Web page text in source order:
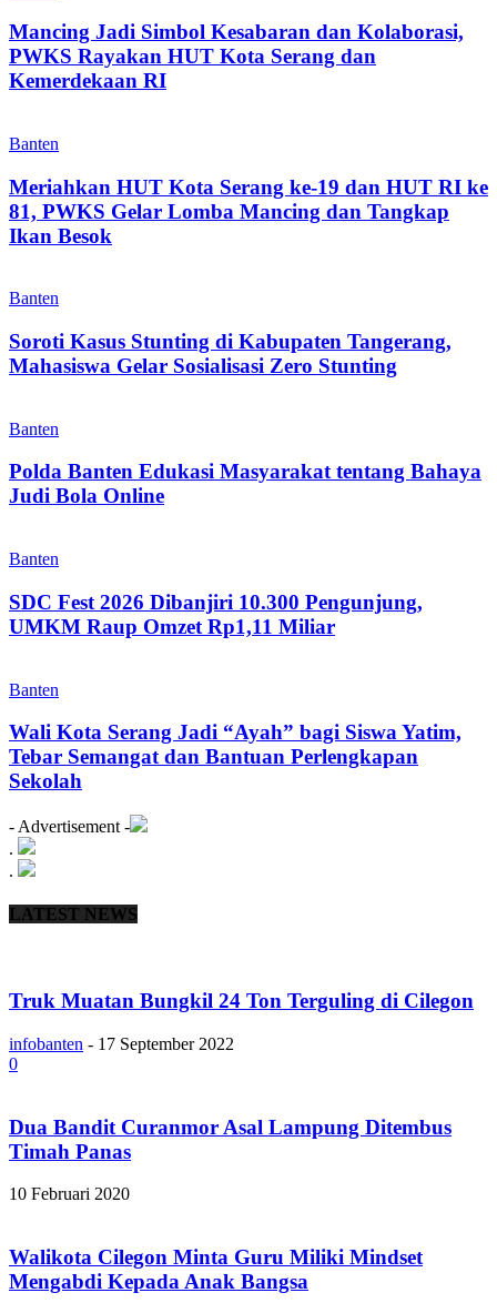
Mancing Jadi Simbol Kesabaran dan Kolaborasi,
PWKS Rayakan HUT Kota Serang dan
Kemerdekaan RI
Banten
Meriahkan HUT Kota Serang ke-19 dan HUT RI ke
81, PWKS Gelar Lomba Mancing dan Tangkap
Ikan Besok
Banten
Soroti Kasus Stunting di Kabupaten Tangerang,
Mahasiswa Gelar Sosialisasi Zero Stunting
Banten
Polda Banten Edukasi Masyarakat tentang Bahaya
Judi Bola Online
Banten
SDC Fest 2026 Dibanjiri 10.300 Pengunjung,
UMKM Raup Omzet Rp1,11 Miliar
Banten
Wali Kota Serang Jadi “Ayah” bagi Siswa Yatim,
Tebar Semangat dan Bantuan Perlengkapan
Sekolah
- Advertisement -
.
.
LATEST NEWS
Truk Muatan Bungkil 24 Ton Terguling di Cilegon
infobanten - 17 September 2022
0
Dua Bandit Curanmor Asal Lampung Ditembus
Timah Panas
10 Februari 2020
Walikota Cilegon Minta Guru Miliki Mindset
Mengabdi Kepada Anak Bangsa